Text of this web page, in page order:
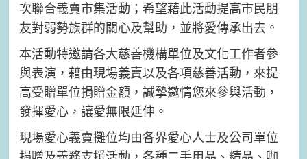
次聯合義賣市集活動；希望藉此活動提高市民朋
友對弱勢族群的關心及幫助，並將愛傳承出去。
本活動特邀請各大慈善機構單位及文化工作者參
與表演，藉由現場義賣以及各項慈善活動，來提
高受贈單位捐贈金額，誠摯邀情您來參與活動，
發揮愛心，讓愛無限延伸。
現場愛心義賣攤位均由各界愛心人士及公司單位